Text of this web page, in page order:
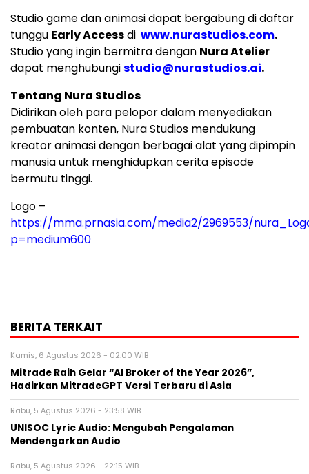
Studio game dan animasi dapat bergabung di daftar
tunggu Early Accessdi www.nurastudios.com.
Studio yang ingin bermitra dengan Nura Atelier
dapat menghubungistudio@nurastudios.ai.
Tentang Nura Studios
Didirikan oleh para pelopor dalam menyediakan
pembuatan konten, Nura Studios mendukung
kreator animasi dengan berbagai alat yang dipimpin
manusia untuk menghidupkan cerita episode
bermutu tinggi.
Logo –
https://mma.prnasia.com/media2/2969553/
p=medium600
BERITA TERKAIT
Kamis, 6 Agustus 2026 - 02:00 WIB
Mitrade Raih Gelar “AI Broker of the Year 2026”,
Hadirkan MitradeGPT Versi Terbaru di Asia
Rabu, 5 Agustus 2026 - 23:58 WIB
UNISOC Lyric Audio: Mengubah Pengalaman
Mendengarkan Audio
Rabu, 5 Agustus 2026 - 22:15 WIB